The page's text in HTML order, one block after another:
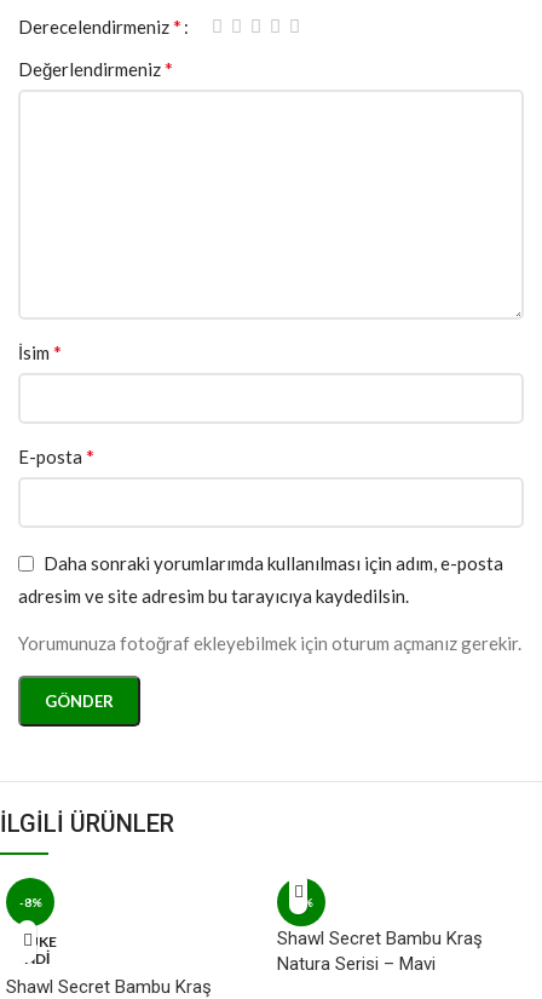
Derecelendirmeniz*
Değerlendirmeniz*
İsim *
E-posta *
Daha sonraki yorumlarımda kullanılması için adım, e-posta
adresim ve site adresim bu tarayıcıya kaydedilsin.
Yorumunuza fotoğraf ekleyebilmek için oturum açmanız gerekir.
İLGİLİ ÜRÜNLER
-8%
TÜKE
NDİ
Shawl Secret Bambu Kraş
-8%
Shawl Secret Bambu Kraş
Natura Serisi – Mavi